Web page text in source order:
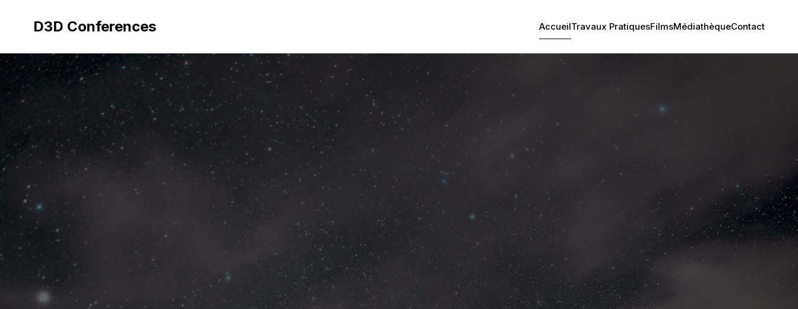
D3D Conferences AccueilTravaux PratiquesFilmsMédiathèqueContact